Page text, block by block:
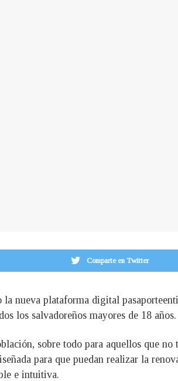
Comparte en Twitter
nueva plataforma digital
los salvadoreños mayores de 18 años.
sobre todo para aquellos que no
para que puedan realizar la
e intuitiva.